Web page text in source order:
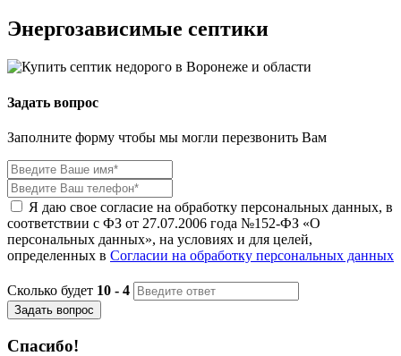
Энергозависимые септики
Задать вопрос
Заполните форму чтобы мы могли перезвонить Вам
Я даю свое согласие на обработку персональных данных, в
соответствии с ФЗ от 27.07.2006 года №152-ФЗ «О
персональных данных», на условиях и для целей,
определенных в Согласии на обработку персональных данных
Сколько будет 10 - 4
Задать вопрос
Спасибо!